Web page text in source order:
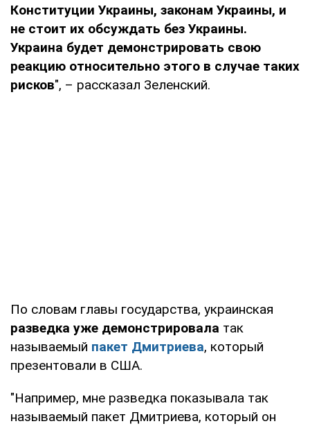
Конституции Украины, законам Украины, и
не стоит их обсуждать без Украины.
Украина будет демонстрировать свою
реакцию относительно этого в случае таких
рисков", – рассказал Зеленский.
По словам главы государства, украинская
разведка уже демонстрировала так
называемый пакет Дмитриева, который
презентовали в США.
"Например, мне разведка показывала так
называемый пакет Дмитриева, который он